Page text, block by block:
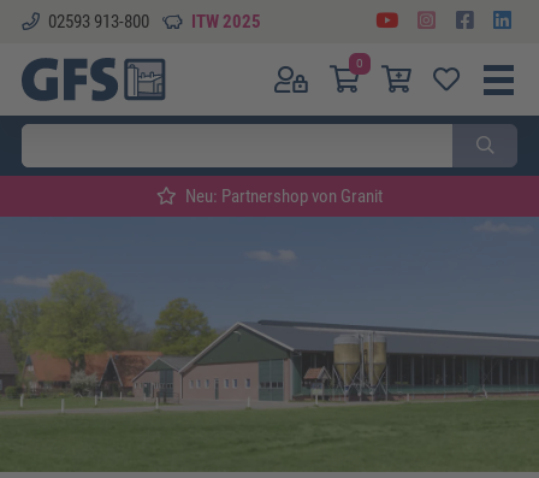
02593 913-800 ITW 2025
0
Neu: Partnershop von Granit